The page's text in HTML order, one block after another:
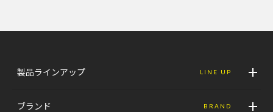
製品ラインアップ LINE UP
ブランド BRAND